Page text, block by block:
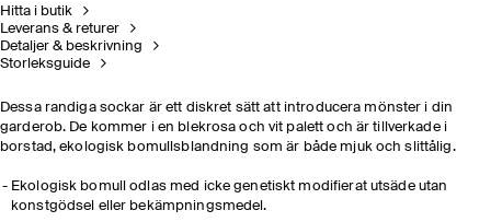
Hitta i butik
Leverans & returer
Detaljer & beskrivning
Storleksguide
Dessa randiga sockar är ett diskret sätt att introducera mönster i din
garderob. De kommer i en blekrosa och vit palett och är tillverkade i
borstad, ekologisk bomullsblandning som är både mjuk och slittålig.
Ekologisk bomull odlas med icke genetiskt modifierat utsäde utan
konstgödsel eller bekämpningsmedel.